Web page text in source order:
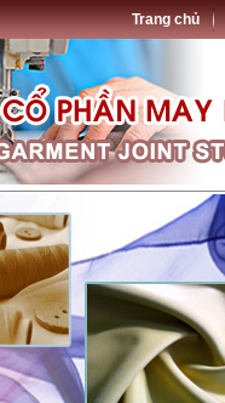
Trang chủ